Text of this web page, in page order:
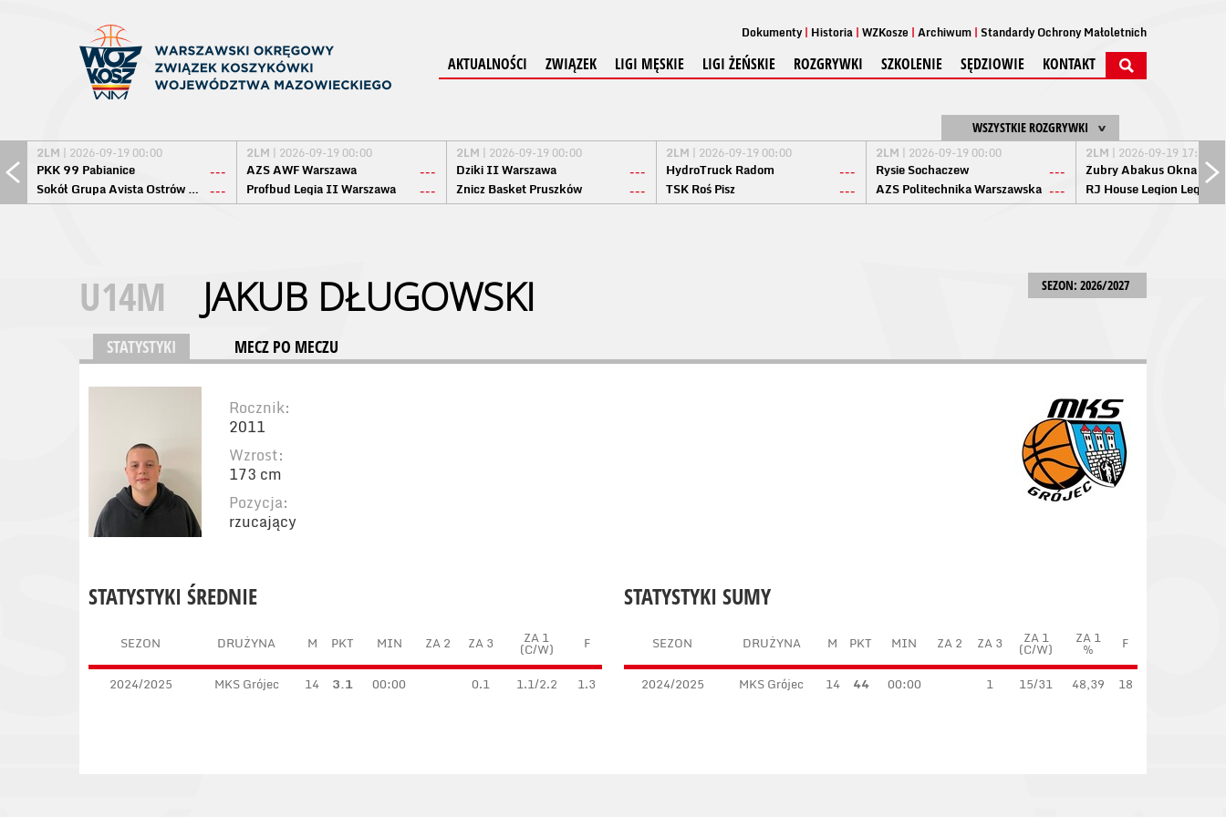
Dokumenty Historia WZKosze Archiwum Standardy Ochrony Małoletnich
AKTUALNOŚCI ZWIĄZEK LIGI MĘSKIE LIGI ŻEŃSKIE ROZGRYWKI SZKOLENIE SĘDZIOWIE KONTAKT
WSZYSTKIE ROZGRYWKI
2LM | 2026-09-19 00:00
PKK 99 Pabianice
---
Sokół Grupa Avista Ostrów Maz. ---
2LM | 2026-09-19 00:00
AZS AWF Warszawa
---
Profbud Legia II Warszawa
---
2LM | 2026-09-19 00:00
Dziki II Warszawa
---
Znicz Basket Pruszków
---
2LM | 2026-09-19 00:00
HydroTruck Radom
---
TSK Roś Pisz
---
2LM | 2026-09-19 00:00
Rysie Sochaczew
---
AZS Politechnika Warszawska ---
2LM | 2026-09-19 17:00
Żubry Abakus Okna
RJ House Legion
SEZON: 2026/2027
U14M JAKUB DŁUGOWSKI
STATYSTYKI MECZ PO MECZU
Rocznik:
2011
Wzrost:
173 cm
Pozycja:
rzucający
STATYSTYKI SUMY
SEZON DRUŻYNA M PKT MIN ZA 2 ZA 3 ZA 1
(C/W)
ZA 1
% F
2024/2025 MKS Grójec 14 44 00:00 1 15/31 48,39 18
STATYSTYKI ŚREDNIE
SEZON DRUŻYNA M PKT MIN ZA 2 ZA 3 ZA 1
(C/W) F
2024/2025 MKS Grójec 14 3.1 00:00 0.1 1.1/2.2 1.3